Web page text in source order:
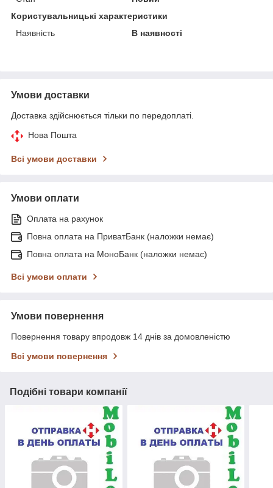
Користувальницькі характеристики
Наявність
В наявності
Умови доставки
Доставка здійснюється тільки по передоплаті.
Нова Пошта
Всі умови доставки
Умови оплати
Оплата на рахунок
Повна оплата на ПриватБанк (наложки немає)
Повна оплата на МоноБанк (наложки немає)
Всі умови оплати
Умови повернення
Повернення товару впродовж 14 днів за домовленістю
Всі умови повернення
Подібні товари компанії